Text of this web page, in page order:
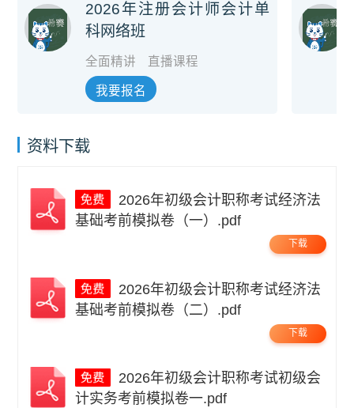
2026年注册会计师会计单
科网络班
全面精讲 直播课程
我要报名
资料下载
基础考前模拟卷（一）.pdf
下载
基础考前模拟卷（二）.pdf
下载
计实务考前模拟卷一.pdf